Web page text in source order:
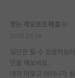
웃는 게오르크 헤겔
일단은 될 수 있을까요
민을 해보세요.
내가 이렇고 이러니까